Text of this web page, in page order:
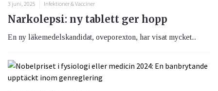
3 juni, 2025 Infektioner & Vacciner
Narkolepsi: ny tablett ger hopp
En ny läkemedelskandidat, oveporexton, har visat mycket...